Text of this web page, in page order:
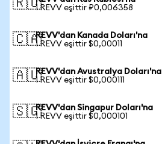
🇷🇺1 REVV eşittir ₽0,006358
🇨🇦REVV'dan Kanada Doları'na
1 REVV eşittir $0,00011
🇦🇺REVV'dan Avustralya Doları'na
1 REVV eşittir $0,000111
🇸🇬REVV'dan Singapur Doları'na
1 REVV eşittir $0,000101